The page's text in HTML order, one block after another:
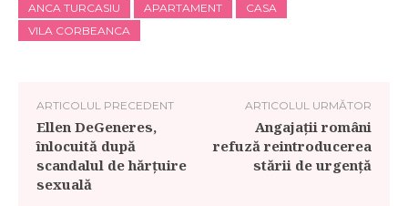
ANCA TURCASIU APARTAMENT
CASA
VILA CORBEANCA
ARTICOLUL PRECEDENT
Ellen DeGeneres,
înlocuită după
scandalul de hărţuire
sexuală
ARTICOLUL URMĂTOR
Angajații români
refuză reintroducerea
stării de urgență